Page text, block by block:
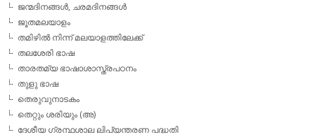
ജന്മദിനങ്ങള്‍, ചരമദിനങ്ങള്‍
ജൂതമലയാളം
തമിഴില്‍ നിന്ന് മലയാളത്തിലേക്ക്
തലശേരി ഭാഷ
താരതമ്യ ഭാഷാശാസ്ത്രപഠനം
തുളു ഭാഷ
തെരുവുനാടകം
തെറ്റും ശരിയും (അ)
ദേശീയ ഗ്രന്ഥശാല ലിപ്യന്തരണ പദ്ധതി